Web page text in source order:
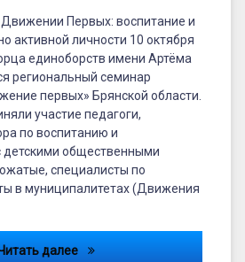
Первых: воспитание и
активной личности 10 октября
единоборств имени Артёма
региональный семинар
первых» Брянской области.
участие педагоги,
по воспитанию и
общественными
специалисты по
в муниципалитетах (Движения
далее Вместе с детьми в